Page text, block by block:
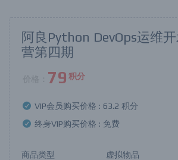
阿良Python DevOps运维
营第四期
79 积分
VIP会员购买价格 : 63.2 积分
终身VIP购买价格 : 免费
商品类型 虚拟物品